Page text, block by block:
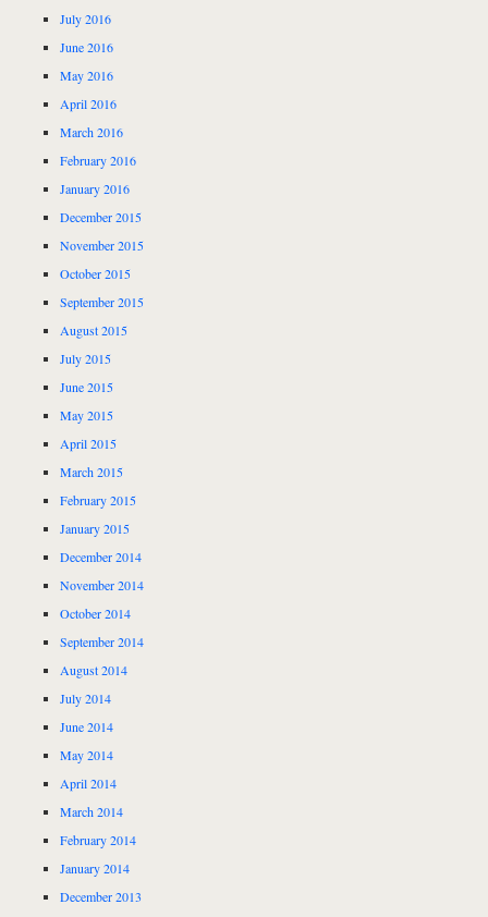
July 2016
June 2016
May 2016
April 2016
March 2016
February 2016
January 2016
December 2015
November 2015
October 2015
September 2015
August 2015
July 2015
June 2015
May 2015
April 2015
March 2015
February 2015
January 2015
December 2014
November 2014
October 2014
September 2014
August 2014
July 2014
June 2014
May 2014
April 2014
March 2014
February 2014
January 2014
December 2013